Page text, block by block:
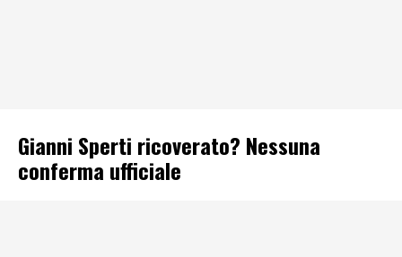
Gianni Sperti ricoverato? Nessuna
conferma ufficiale